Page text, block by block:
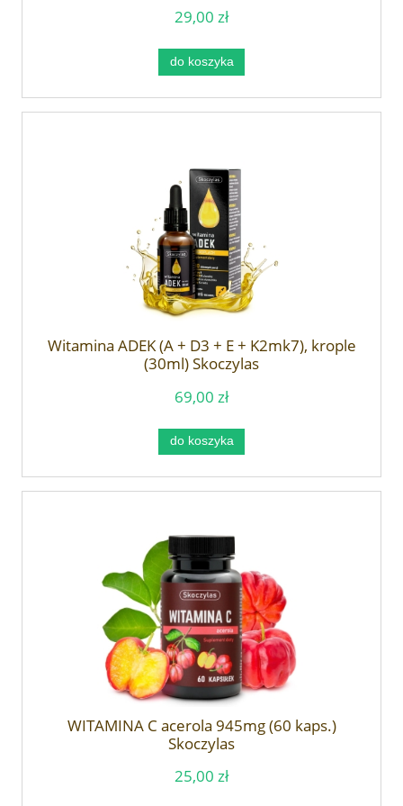
29,00 zł
do koszyka
Witamina ADEK (A + D3 + E + K2mk7), krople
(30ml) Skoczylas
69,00 zł
do koszyka
WITAMINA C acerola 945mg (60 kaps.)
Skoczylas
25,00 zł